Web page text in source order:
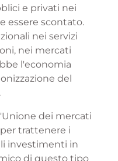
e privati nei
essere scontato.
nei servizi
nei mercati
l'economia
del
dei mercati
trattenere i
investimenti in
di questo tipo